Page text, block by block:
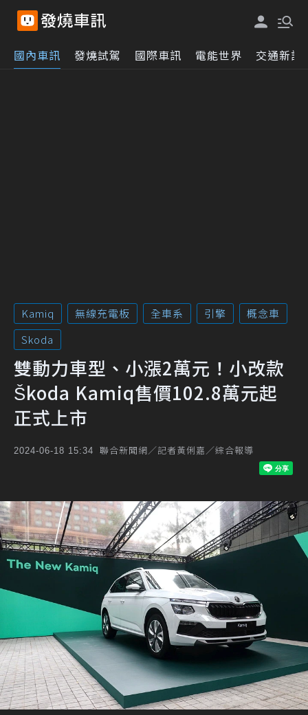
國內車訊 發燒試駕 國際車訊 電能世界 交通新訊
Kamiq 無線充電板 全車系 引擎
概念車
Skoda
雙動力車型、小漲2萬元！小改款
Škoda Kamiq售價102.8萬元起
正式上市
2024-06-18 15:34 聯合新聞網／記者黃俐嘉／綜合報導